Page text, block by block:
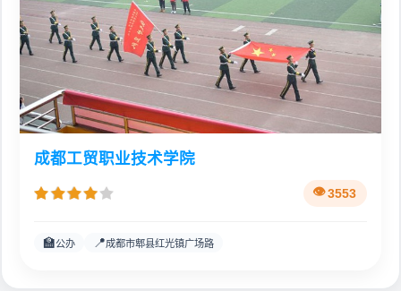
成都工贸职业技术学院
3553
🏫公办 📍成都市郫县红光镇广场路